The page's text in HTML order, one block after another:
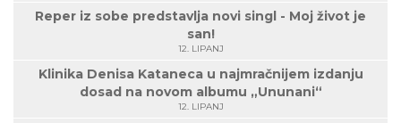
Reper iz sobe predstavlja novi singl - Moj život je
san!
12. LIPANJ
Klinika Denisa Kataneca u najmračnijem izdanju
dosad na novom albumu „Ununani“
12. LIPANJ